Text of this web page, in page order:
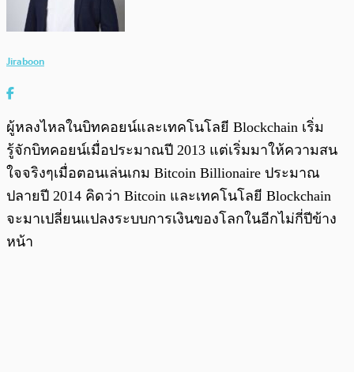
Jiraboon
ผู้หลงไหลในบิทคอยน์และเทคโนโลยี Blockchain เริ่ม
รู้จักบิทคอยน์เมื่อประมาณปี 2013 แต่เริ่มมาให้ความสน
ใจจริงๆเมื่อตอนเล่นเกม Bitcoin Billionaire ประมาณ
ปลายปี 2014 คิดว่า Bitcoin และเทคโนโลยี Blockchain
จะมาเปลี่ยนแปลงระบบการเงินของโลกในอีกไม่กี่ปีข้าง
หน้า